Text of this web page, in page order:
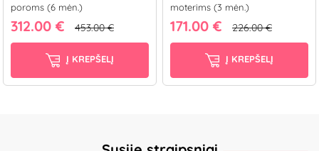
poroms (6 mėn.)
312.00 € 453.00 €
Į KREPŠELĮ
moterims (3 mėn.)
171.00 € 226.00 €
Į KREPŠELĮ